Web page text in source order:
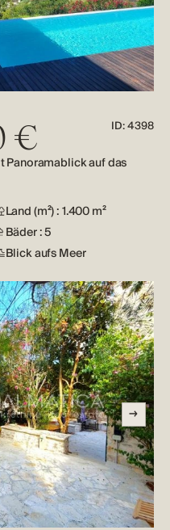
€ ID: 4398
Panoramablick auf das
Land (m²) : 1.400 m²
Bäder : 5
Blick aufs Meer